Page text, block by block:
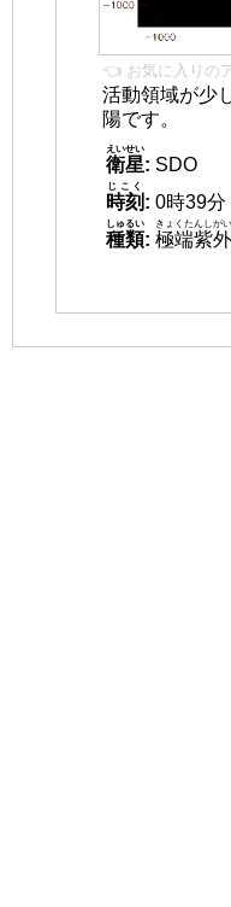
👈 お気に入りの
活動領域が少
陽です。
衛星
えいせい
: SDO
時刻
じこく
: 0時39分
種類
しゅるい
: 極端紫
きょくたんしが